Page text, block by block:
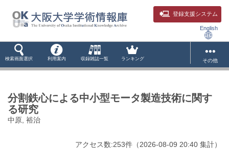
登録支援システム
English
検索画面選択 利用案内 収録雑誌一覧 ランキング その他
分割鉄心による中小型モータ製造技術に関す
る研究
中原, 裕治
アクセス数:253件 （2026-08-09 20:40 集計）